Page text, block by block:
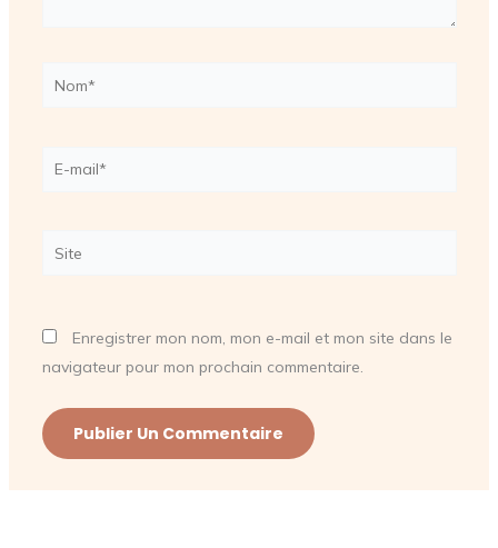
Nom*
E-
Site
Enregistrer mon nom, mon e-mail et mon site dans le
navigateur pour mon prochain commentaire.